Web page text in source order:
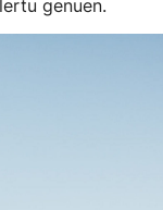
genuen.